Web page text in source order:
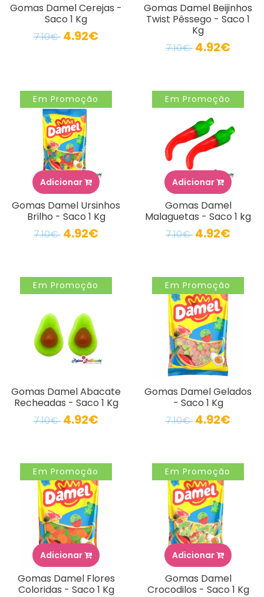
Gomas Damel Cerejas -
Saco 1 Kg
7.10€ 4.92€
Gomas Damel Beijinhos
Twist Pêssego - Saco 1
Kg
7.10€ 4.92€
Em Promoção
Adicionar
Gomas Damel Ursinhos
Brilho - Saco 1 Kg
7.10€ 4.92€
Em Promoção
Adicionar
Gomas Damel
Malaguetas - Saco 1 kg
7.10€ 4.92€
Em Promoção
Gomas Damel Abacate
Recheadas - Saco 1 Kg
7.10€ 4.92€
Em Promoção
Gomas Damel Gelados
- Saco 1 Kg
7.10€ 4.92€
Em Promoção
Adicionar
Gomas Damel Flores
Coloridas - Saco 1 Kg
Em Promoção
Adicionar
Gomas Damel
Crocodilos - Saco 1 Kg